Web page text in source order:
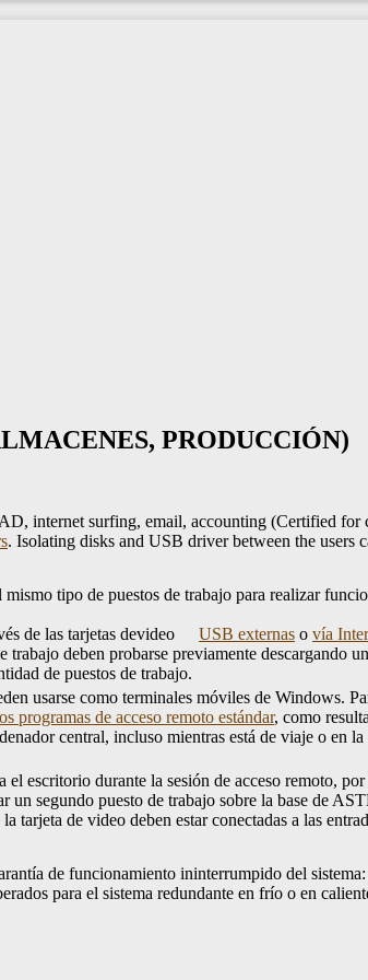
PRODUCCIÓN)
internet surfing, email, accounting (Certified
. Isolating disks and USB driver between the users
tipo de puestos de trabajo para realizar
de las tarjetas devideo
USB externas o vía
trabajo deben probarse previamente descargando
de puestos de trabajo.
usarse como terminales móviles de Windows.
programas de acceso remoto estándar, сomo
central, incluso mientras está de viaje o en
escritorio durante la sesión de acceso remoto,
un segundo puesto de trabajo sobre la base de
tarjeta de video deben estar conectadas a las
de funcionamiento ininterrumpido del
para el sistema redundante en frío o en